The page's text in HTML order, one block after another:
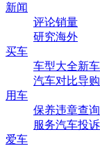
新闻
评论销量
研究海外
买车
车型大全新车
汽车对比导购
用车
保养违章查询
服务汽车投诉
爱车